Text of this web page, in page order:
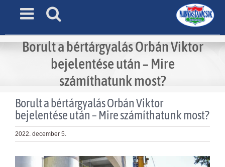
Borult a bértárgyalás Orbán Viktor
bejelentése után – Mire
számíthatunk most?
Borult a bértárgyalás Orbán Viktor
bejelentése után – Mire számíthatunk most?
2022. december 5.